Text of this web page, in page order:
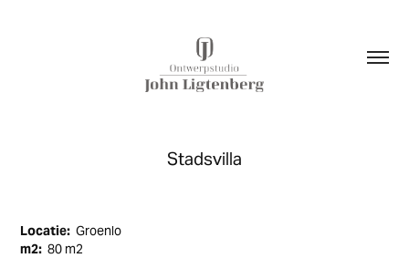
Stadsvilla
Locatie:Groenlo
m2:80 m2